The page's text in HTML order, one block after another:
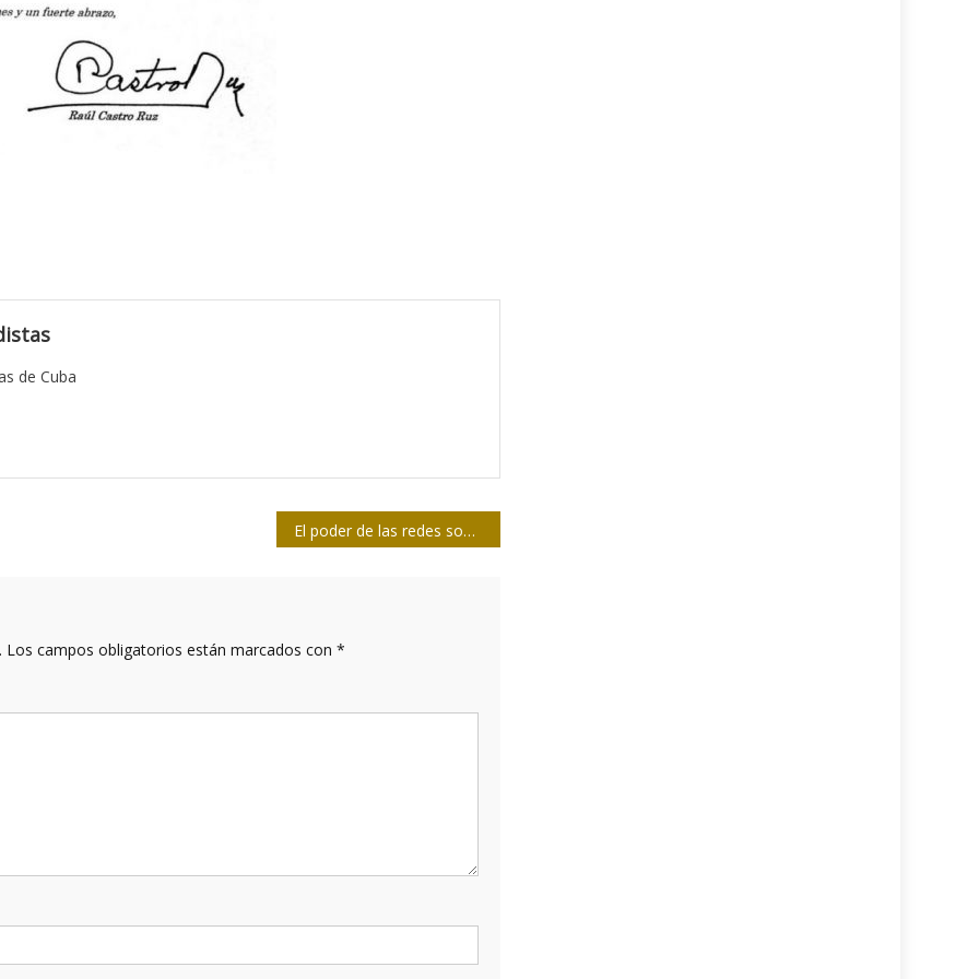
de Cuba
El poder de las redes sociales contra las marcas
Los campos obligatorios están marcados con *